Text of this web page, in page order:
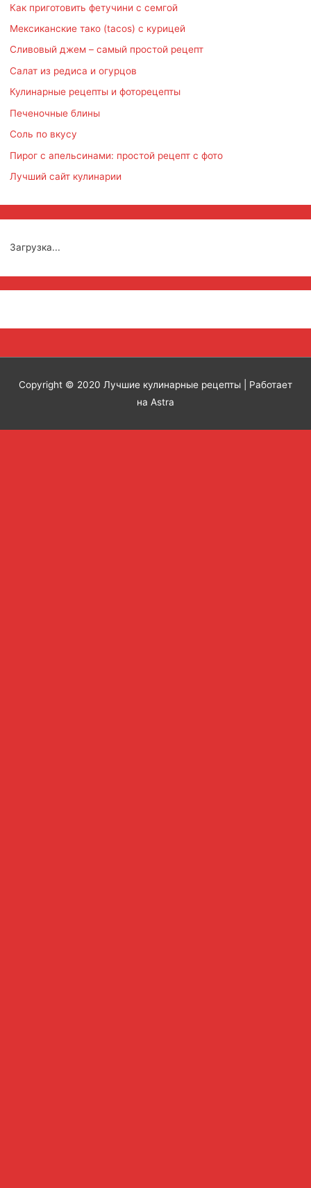
Как приготовить фетучини с семгой
Мексиканские тако (tacos) с курицей
Сливовый джем – самый простой рецепт
Салат из редиса и огурцов
Кулинарные рецепты и фоторецепты
Печеночные блины
Соль по вкусу
Пирог с апельсинами: простой рецепт с фото
Лучший сайт кулинарии
Загрузка...
Copyright © 2020 Лучшие кулинарные рецепты | Работает
на Astra